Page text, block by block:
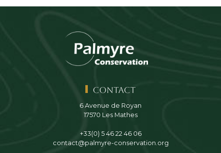
Contact
6 Avenue de Royan
17570 Les Mathes
+33(0) 5 46 22 46 06
contact@palmyre-conservation.org